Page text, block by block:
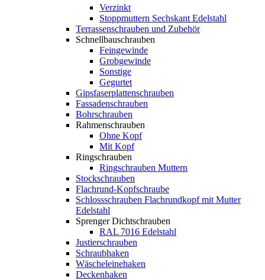
Verzinkt
Stoppmuttern Sechskant Edelstahl
Terrassenschrauben und Zubehör
Schnellbauschrauben
Feingewinde
Grobgewinde
Sonstige
Gegurtet
Gipsfaserplattenschrauben
Fassadenschrauben
Bohrschrauben
Rahmenschrauben
Ohne Kopf
Mit Kopf
Ringschrauben
Ringschrauben Muttern
Stockschrauben
Flachrund-Kopfschraube
Schlossschrauben Flachrundkopf mit Mutter
Edelstahl
Sprenger Dichtschrauben
RAL 7016 Edelstahl
Justierschrauben
Schraubhaken
Wäscheleinehaken
Deckenhaken